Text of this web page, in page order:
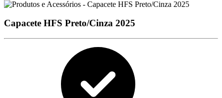
Capacete HFS Preto/Cinza 2025